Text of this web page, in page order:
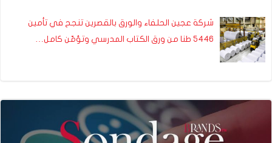
شركة عجين الحلفاء والورق بالقصرين تنجح في تأمين
5446 طنا من ورق الكتاب المدرسي وتؤمّن كامل…